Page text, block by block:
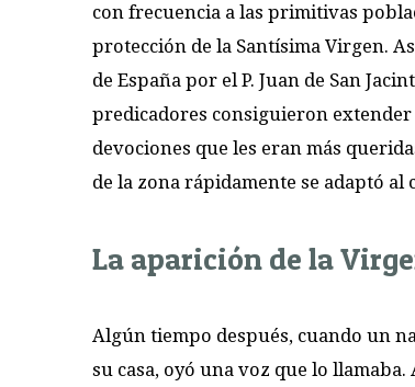
con frecuencia a las primitivas
protección de la Santísima Virgen.
de España por el P. Juan de San
predicadores consiguieron
devociones que les eran más
de la zona rápidamente se adaptó
La aparición de la
Algún tiempo después, cuando un
su casa, oyó una voz que lo